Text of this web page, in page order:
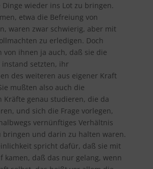
wieder ins Lot zu bringen.
etwa die Befreiung von
waren zwar schwierig, aber mit
zu erledigen. Doch
von ihnen ja auch, daß sie die
instand setzten, ihr
des weiteren aus eigener Kraft
mußten also auch die
Kräfte genau studieren, die da
und sich die Frage vorlegen,
vernünftiges Verhältnis
bringen und darin zu halten waren.
spricht dafür, daß sie mit
kamen, daß das nur gelang, wenn